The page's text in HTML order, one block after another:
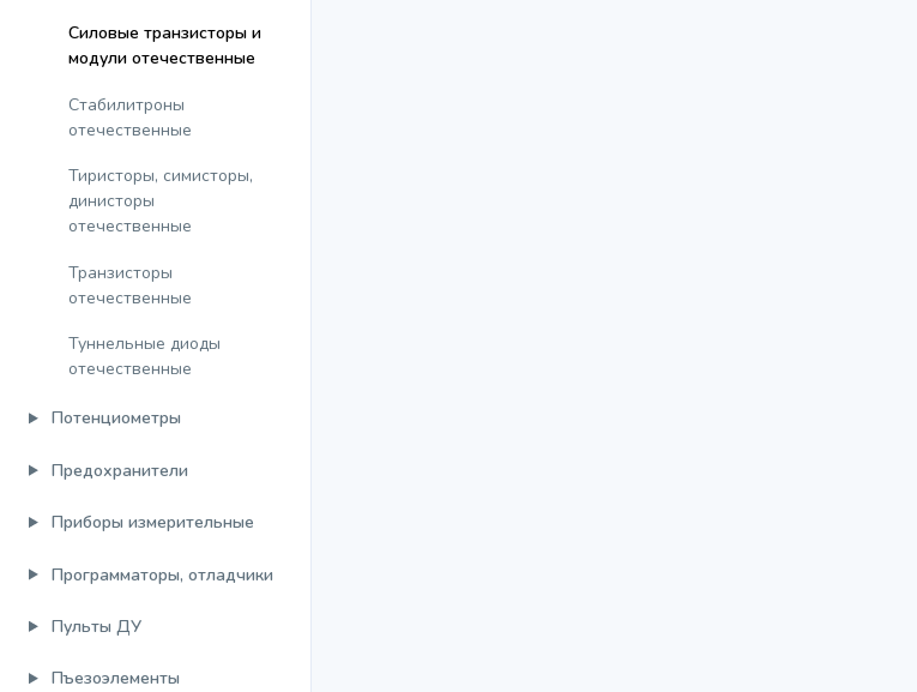
Силовые транзисторы и
модули отечественные
Стабилитроны
отечественные
Тиристоры, симисторы,
динисторы
отечественные
Транзисторы
отечественные
Туннельные диоды
отечественные
Потенциометры
Предохранители
Приборы измерительные
Программаторы, отладчики
Пульты ДУ
Пъезоэлементы